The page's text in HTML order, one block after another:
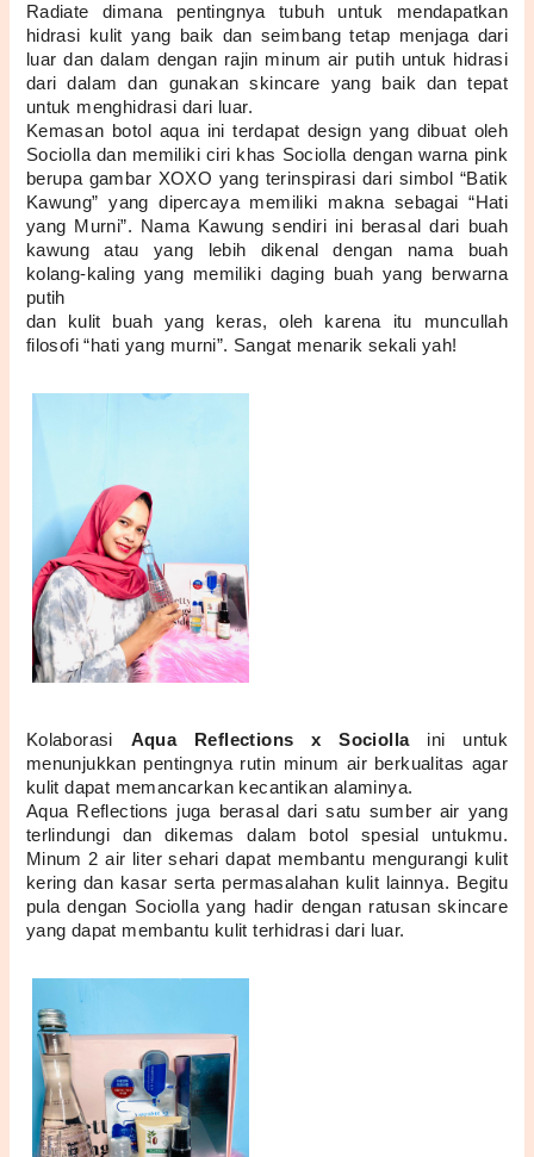
Radiate dimana pentingnya tubuh untuk mendapatkan
hidrasi kulit yang baik dan seimbang tetap menjaga dari
luar dan dalam dengan rajin minum air putih untuk hidrasi
dari dalam dan gunakan skincare yang baik dan tepat
untuk menghidrasi dari luar.
Kemasan botol aqua ini terdapat design yang dibuat oleh
Sociolla dan memiliki ciri khas Sociolla dengan warna pink
berupa gambar XOXO yang terinspirasi dari simbol “Batik
Kawung” yang dipercaya memiliki makna sebagai “Hati
yang Murni”. Nama Kawung sendiri ini berasal dari buah
kawung atau yang lebih dikenal dengan nama buah
kolang-kaling yang memiliki daging buah yang berwarna
putih
dan kulit buah yang keras, oleh karena itu muncullah
filosofi “hati yang murni”. Sangat menarik sekali yah!
Kolaborasi Aqua Reflections x Sociolla ini untuk
menunjukkan pentingnya rutin minum air berkualitas agar
kulit dapat memancarkan kecantikan alaminya.
Aqua Reflections juga berasal dari satu sumber air yang
terlindungi dan dikemas dalam botol spesial untukmu.
Minum 2 air liter sehari dapat membantu mengurangi kulit
kering dan kasar serta permasalahan kulit lainnya. Begitu
pula dengan Sociolla yang hadir dengan ratusan skincare
yang dapat membantu kulit terhidrasi dari luar.